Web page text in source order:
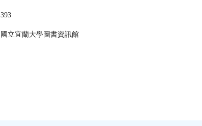
393
國立宜蘭大學圖書資訊館